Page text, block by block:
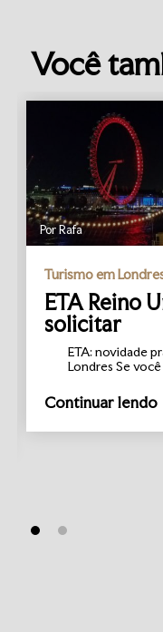
Você
Por Rafa
Turismo em
ETA Reino
solicitar
ETA: novidade
Londres Se você
Continuar lendo